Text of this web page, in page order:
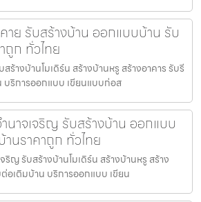
าย รับสร้างบ้าน ออกแบบบ้าน รับ
ถูก ทั่วไทย
ร้างบ้านโมเดิร์น สร้างบ้านหรู สร้างอาคาร รับรี
บริการออกแบบ เขียนแบบก่อส
นาจเจริญ รับสร้างบ้าน ออกแบบ
านราคาถูก ทั่วไทย
ริญ รับสร้างบ้านโมเดิร์น สร้างบ้านหรู สร้าง
อเติมบ้าน บริการออกแบบ เขียน